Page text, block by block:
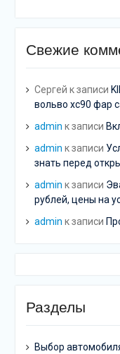
Свежие
Сергей к записи
вольво хс90 фар
admin к записи
admin к записи
знать перед
admin к записи
рублей, цены на
admin к записи
Разделы
Выбор